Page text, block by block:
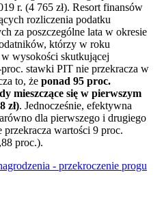
r. (4 765 zł). Resort finansów
rozliczenia podatku
za poszczególne lata w okresie
którzy w roku
wysokości skutkującej
stawki PIT nie przekracza w
to, że ponad 95 proc.
mieszczące się w pierwszym
zł). Jednocześnie, efektywna
dla pierwszego i drugiego
przekracza wartości 9 proc.
proc.).
- przekroczenie progu